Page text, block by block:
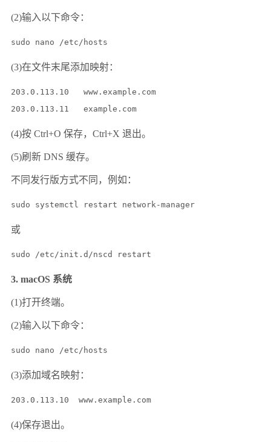
(2)输入以下命令：
sudo nano /etc/hosts
(3)在文件末尾添加映射：
203.0.113.10   www.example.com
(4)按 Ctrl+O 保存，Ctrl+X 退出。
(5)刷新 DNS 缓存。
不同发行版方式不同，例如：
sudo systemctl restart network-manager
或
sudo /etc/init.d/nscd restart
3. macOS 系统
(1)打开终端。
(2)输入以下命令：
sudo nano /etc/hosts
(3)添加域名映射：
203.0.113.10  www.example.com
(4)保存退出。